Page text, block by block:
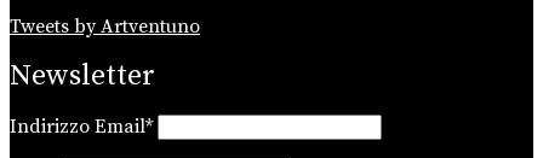
Tweets by Artventuno
Newsletter
Indirizzo Email*